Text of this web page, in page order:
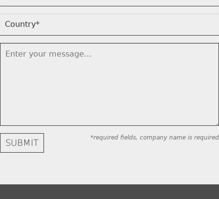
*required fields, company name is required